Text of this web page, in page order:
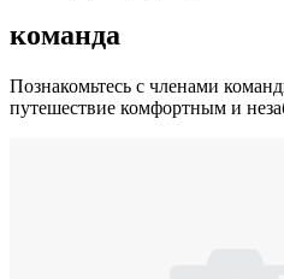
команда
Познакомьтесь с членами
путешествие комфортным и